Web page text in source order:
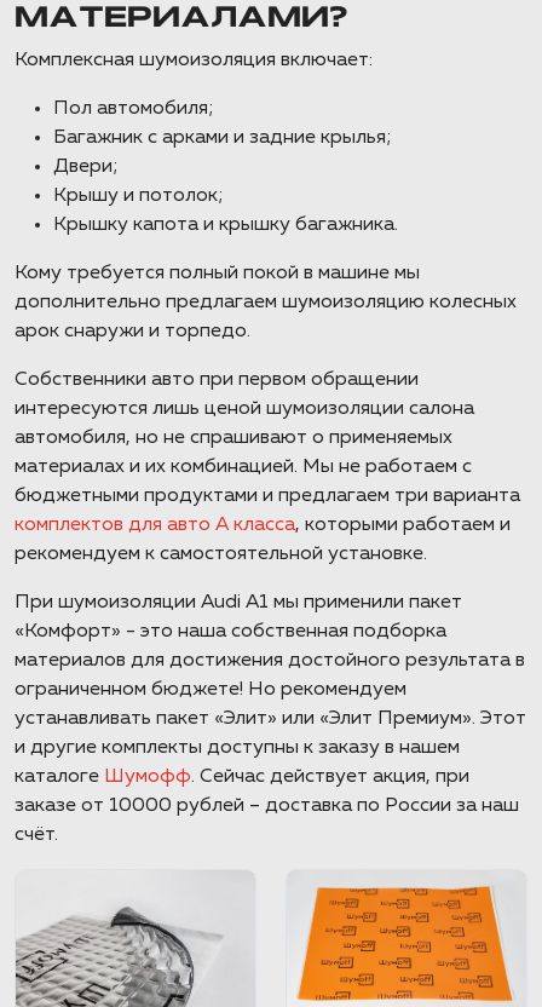
МАТЕРИАЛАМИ?
Комплексная шумоизоляция включает:
Пол автомобиля;
Багажник с арками и задние крылья;
Двери;
Крышу и потолок;
Крышку капота и крышку багажника.
Кому требуется полный покой в машине мы
дополнительно предлагаем шумоизоляцию колесных
арок снаружи и торпедо.
Собственники авто при первом обращении
интересуются лишь ценой шумоизоляции салона
автомобиля, но не спрашивают о применяемых
материалах и их комбинацией. Мы не работаем с
бюджетными продуктами и предлагаем три варианта
комплектов для авто А класса, которыми работаем и
рекомендуем к самостоятельной установке.
При шумоизоляции Audi A1 мы применили пакет
«Комфорт» - это наша собственная подборка
материалов для достижения достойного результата в
ограниченном бюджете! Но рекомендуем
устанавливать пакет «Элит» или «Элит Премиум». Этот
и другие комплекты доступны к заказу в нашем
каталоге Шумофф. Сейчас действует акция, при
заказе от 10000 рублей – доставка по России за наш
счёт.